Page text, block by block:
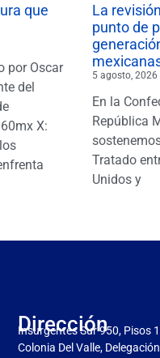
que
por Oscar
del
X:
La
punto de
5 agosto, 2026
En la
República
Tratado
Unidos y
Dirección
Insurgentes Sur 950, Pisos
Colonia Del Valle,